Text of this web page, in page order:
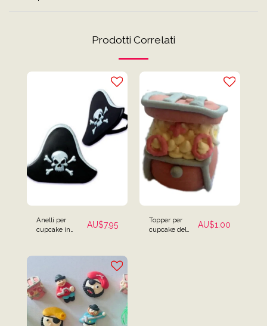
Prodotti Correlati
Anelli per
cupcake in
pirata - Set di 12
AU$7.95
Topper per
cupcake del
AU$1.00